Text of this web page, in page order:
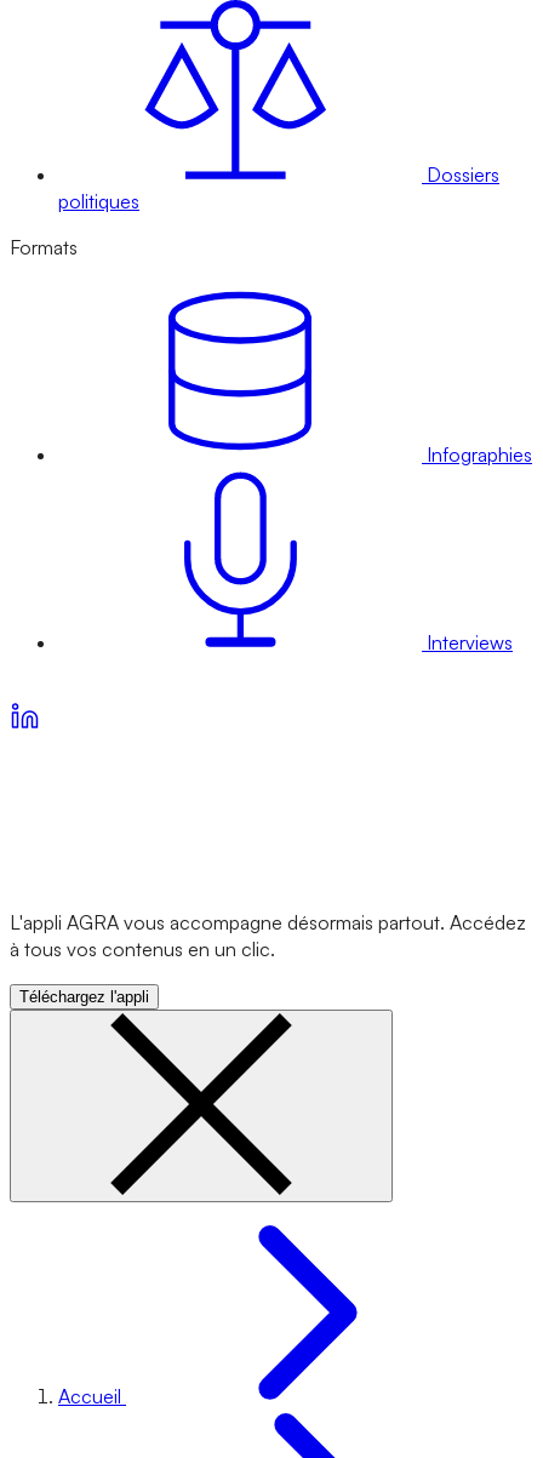
Dossiers
politiques
Formats
Infographies
Interviews
L'appli AGRA vous accompagne désormais partout. Accédez
à tous vos contenus en un clic.
Téléchargez l'appli
Accueil